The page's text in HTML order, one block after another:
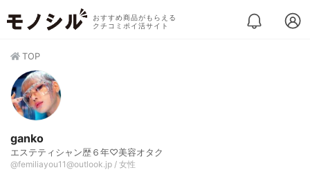
おすすめ商品がもらえる
クチコミポイ活サイト
TOP
ganko
エステティシャン歴６年♡美容オタク
@femiliayou11@outlook.jp / 女性